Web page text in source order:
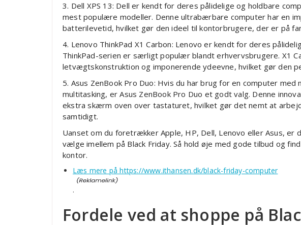
3. Dell XPS 13: Dell er kendt for deres pålidelige og holdbare
mest populære modeller. Denne ultrabærbare computer har en
batterilevetid, hvilket gør den ideel til kontorbrugere, der er på
4. Lenovo ThinkPad X1 Carbon: Lenovo er kendt for deres
ThinkPad-serien er særligt populær blandt erhvervsbrugere. X1
letvægtskonstruktion og imponerende ydeevne, hvilket gør den
5. Asus ZenBook Pro Duo: Hvis du har brug for en computer
multitasking, er Asus ZenBook Pro Duo et godt valg. Denne
ekstra skærm oven over tastaturet, hvilket gør det nemt at
samtidigt.
Uanset om du foretrækker Apple, HP, Dell, Lenovo eller Asus, er
vælge imellem på Black Friday. Så hold øje med gode tilbud og
kontor.
Læs mere på https://www.ithansen.dk/black-friday-computer
.
Fordele ved at shoppe på